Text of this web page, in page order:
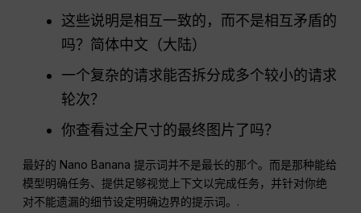
这些说明是相互一致的，而不是相互矛盾的
吗？简体中文（大陆）
一个复杂的请求能否拆分成多个较小的请求
轮次？
你查看过全尺寸的最终图片了吗？
最好的 Nano Banana 提示词并不是最长的那个。而是那种能给
模型明确任务、提供足够视觉上下文以完成任务，并针对你绝
对不能遗漏的细节设定明确边界的提示词。.